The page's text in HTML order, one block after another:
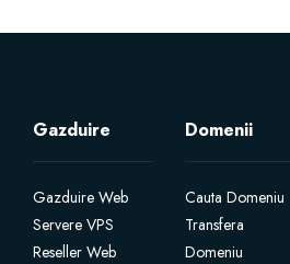
Site Builder
XOVI NOW
Site & Server Monitoring
Gazduire
Gazduire Web
Servere VPS
Reseller Web
Domenii
Cauta Domeniu
Transfera
Domeniu